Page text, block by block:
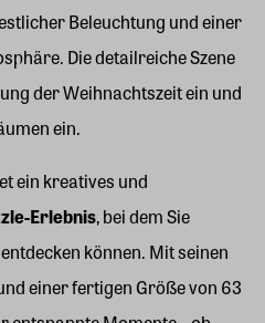
Beleuchtung und einer
Die detailreiche Szene
der Weihnachtszeit ein und
ein.
ein kreatives und
Erlebnis, bei dem Sie
können. Mit seinen
einer fertigen Größe von 63